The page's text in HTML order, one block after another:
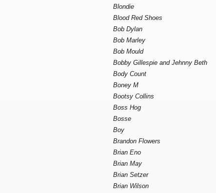
Blondie
Blood Red Shoes
Bob Dylan
Bob Marley
Bob Mould
Bobby Gillespie and Jehnny Beth
Body Count
Boney M
Bootsy Collins
Boss Hog
Bosse
Boy
Brandon Flowers
Brian Eno
Brian May
Brian Setzer
Brian Wilson